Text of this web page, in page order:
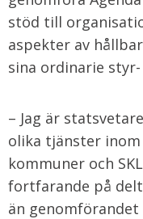
stöd till
aspekter av
sina ordinarie
– Jag är
olika tjänster
kommuner och
fortfarande på
än genomförandet